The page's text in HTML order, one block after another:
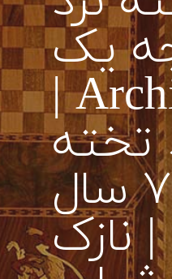
یک
Archives |
تخته
نرد با ۷۰ سال
نازک